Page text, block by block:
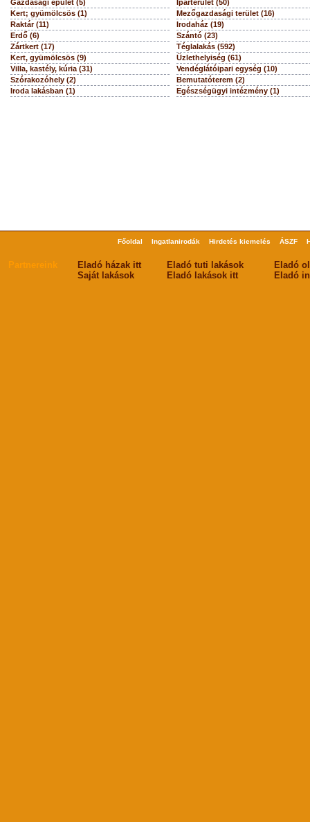
Gazdasági épület (5)
Iparterület (50)
Kert; gyümölcsös (1)
Mezőgazdasági terület (16)
Raktár (11)
Irodaház (19)
Erdő (6)
Szántó (23)
Zártkert (17)
Téglalakás (592)
Kert, gyümölcsös (9)
Üzlethelyiség (61)
Villa, kastély, kúria (31)
Vendéglátóipari egység (10)
Szórakozóhely (2)
Bemutatóterem (2)
Iroda lakásban (1)
Egészségügyi intézmény (1)
Főoldal Ingatlanirodák Hirdetés kiemelés ÁSZF
Partnereink Eladó házak itt Eladó tuti lakások
Eladó
Saját lakások
Eladó lakások itt Eladó